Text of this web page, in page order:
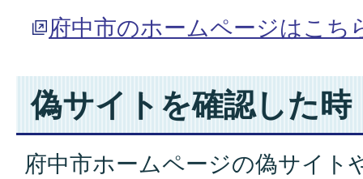
府中市のホームページはこち
偽サイトを確認した時
府中市ホームページの偽サイト